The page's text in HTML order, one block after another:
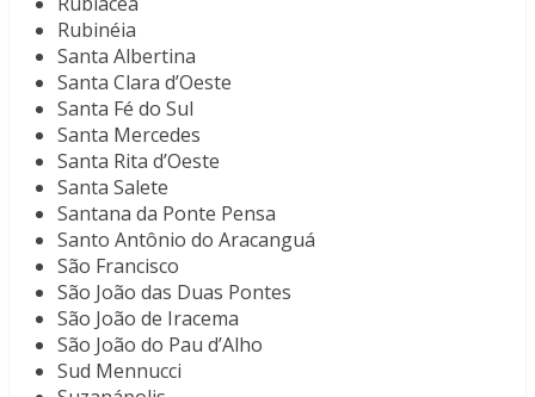
Rubinéia
Santa Albertina
Santa Clara d’Oeste
Santa Fé do Sul
Santa Mercedes
Santa Rita d’Oeste
Santa Salete
Santana da Ponte Pensa
Santo Antônio do Aracanguá
São Francisco
São João das Duas Pontes
São João de Iracema
São João do Pau d’Alho
Sud Mennucci